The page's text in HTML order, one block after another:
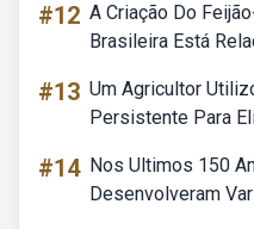
#12 A Criação Do
Brasileira Está
#13 Um Agricultor
Persistente Para
#14 Nos Ultimos 150
Desenvolveram